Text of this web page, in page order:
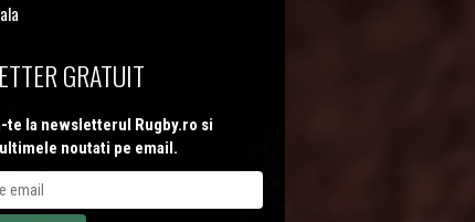
GRATUIT
te la newsletterul Rugby.ro si
noutati pe email.